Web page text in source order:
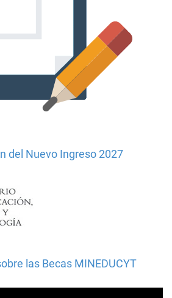
del Nuevo Ingreso 2027
las Becas MINEDUCYT